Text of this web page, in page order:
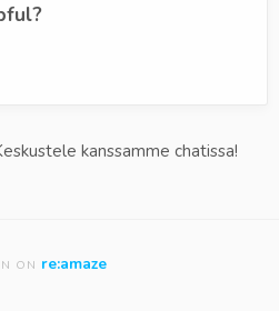
kanssamme chatissa!
ON re:amaze